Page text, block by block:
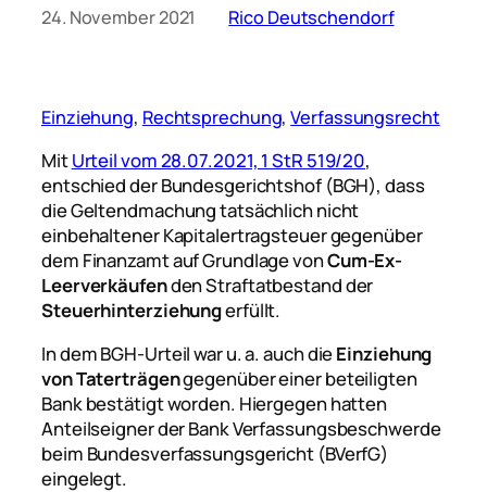
24. November 2021 Rico Deutschendorf
Einziehung, Rechtsprechung, Verfassungsrecht
MitUrteil vom 28.07.2021, 1 StR 519/20,
entschied der Bundesgerichtshof (BGH), dass
die Geltendmachung tatsächlich nicht
einbehaltener Kapitalertragsteuer gegenüber
dem Finanzamt auf Grundlage vonCum-Ex-
Leerverkäufenden Straftatbestand der
Steuerhinterziehungerfüllt.
In dem BGH-Urteil war u. a. auch dieEinziehung
von Taterträgengegenüber einer beteiligten
Bank bestätigt worden. Hiergegen hatten
Anteilseigner der Bank Verfassungsbeschwerde
beim Bundesverfassungsgericht (BVerfG)
eingelegt.